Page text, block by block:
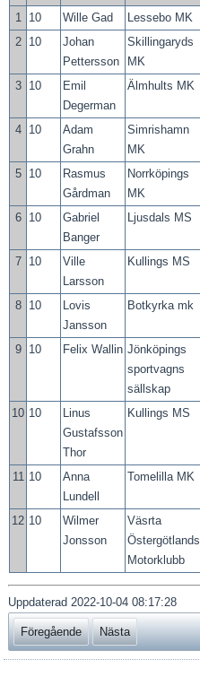
1 10 Wille Gad Lessebo MK
2
10
Johan
Pettersson
Skillingaryds
MK
3 10
Emil
Degerman
Älmhults MK
4 10
Adam
Grahn
Simrishamn
MK
5 10
Rasmus
Gårdman
Norrköpings
MK
6 10
Gabriel
Banger
Ljusdals MS
7 10
Ville
Larsson
Kullings MS
8 10
Lovis
Jansson
Botkyrka mk
9 10 Felix Wallin Jönköpings
sportvagns
sällskap
10 10
Linus
Gustafsson
Thor
Kullings MS
11 10
Anna
Lundell
Tomelilla MK
12 10
Wilmer
Jonsson
Väsrta
Östergötlands
Motorklubb
Uppdaterad 2022-10-04 08:17:28
Föregående Nästa